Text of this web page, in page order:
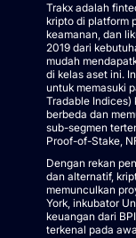
Trakx adalah
kripto di platform
keamanan, dan
2019 dari
mudah
di kelas aset ini.
untuk memasuki
Tradable Indices)
berbeda dan
sub-segmen
Proof-of-Stake,
Dengan rekan
dan alternatif,
memunculkan
York, inkubator
keuangan dari
terkenal pada